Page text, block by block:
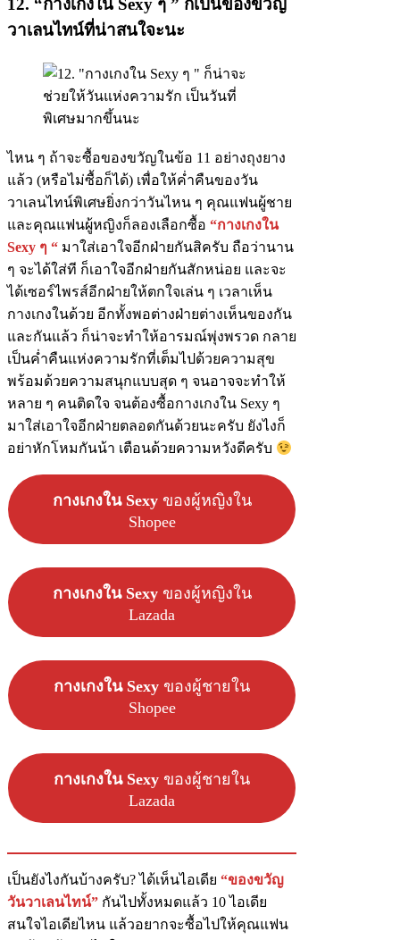
12. “กางเกงใน Sexy ๆ ” ก็เป็นของขวัญ
วาเลนไทน์ที่น่าสนใจะนะ
ไหน ๆ ถ้าจะซื้อของขวัญในข้อ 11 อย่างถุงยาง
แล้ว (หรือไม่ซื้อก็ได้) เพื่อให้ค่ำคืนของวัน
วาเลนไทน์พิเศษยิ่งกว่าวันไหน ๆ คุณแฟนผู้ชาย
และคุณแฟนผู้หญิงก็ลองเลือกซื้อ “กางเกงใน
Sexy ๆ “ มาใส่เอาใจอีกฝ่ายกันสิครับ ถือว่านาน
ๆ จะได้ใส่ที ก็เอาใจอีกฝ่ายกันสักหน่อย และจะ
ได้เซอร์ไพรส์อีกฝ่ายให้ตกใจเล่น ๆ เวลาเห็น
กางเกงในด้วย อีกทั้งพอต่างฝ่ายต่างเห็นของกัน
และกันแล้ว ก็น่าจะทำให้อารมณ์พุ่งพรวด กลาย
เป็นค่ำคืนแห่งความรักที่เต็มไปด้วยความสุข
พร้อมด้วยความสนุกแบบสุด ๆ จนอาจจะทำให้
หลาย ๆ คนติดใจ จนต้องซื้อกางเกงใน Sexy ๆ
มาใส่เอาใจอีกฝ่ายตลอดกันด้วยนะครับ ยังไงก็
อย่าหักโหมกันน้า เตือนด้วยความหวังดีครับ
กางเกงใน Sexy ของผู้หญิงใน
Shopee
กางเกงใน Sexyของผู้หญิงใน
Lazada
กางเกงใน Sexy ของผู้ชายใน
Shopee
กางเกงใน Sexy ของผู้ชายใน
Lazada
เป็นยังไงกันบ้างครับ? ได้เห็นไอเดีย “ของขวัญ
วันวาเลนไทน์” กันไปทั้งหมดแล้ว 10 ไอเดีย
สนใจไอเดียไหน แล้วอยากจะซื้อไปให้คุณแฟน